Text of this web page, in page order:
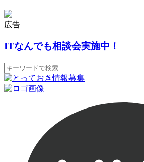
広告
ITなんでも相談会実施中！